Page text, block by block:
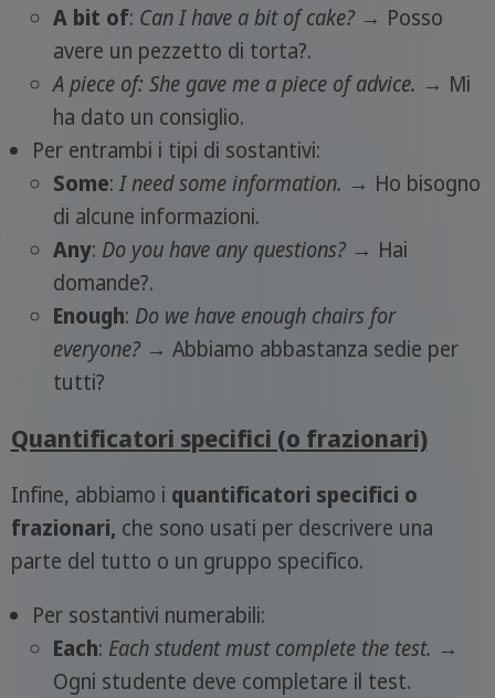
A bit of: Can I have a bit of cake?→ Posso
avere un pezzetto di torta?.
A piece of: She gave me a piece of advice. → Mi
ha dato un consiglio.
Per entrambi i tipi di sostantivi:
Some: I need some information. → Ho bisogno
di alcune informazioni.
Any: Do you have any questions?→ Hai
domande?.
Enough: Do we have enough chairs for
everyone?→ Abbiamo abbastanza sedie per
tutti?
Quantificatori specifici (o frazionari)
Infine, abbiamo i quantificatori specifici o
frazionari, che sono usati per descrivere una
parte del tutto o un gruppo specifico.
Per sostantivi numerabili:
Each: Each student must complete the test. →
Ogni studente deve completare il test.